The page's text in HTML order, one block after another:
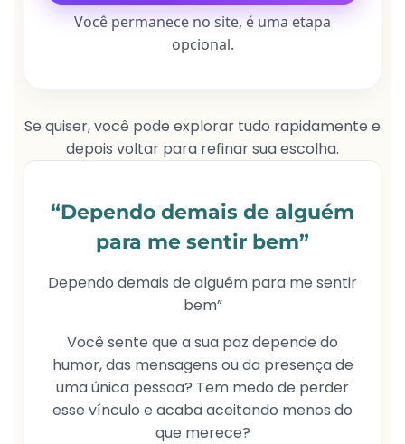
Você permanece no site, é uma etapa
opcional.
Se quiser, você pode explorar tudo rapidamente e
depois voltar para refinar sua escolha.
“Dependo demais de alguém
para me sentir bem”
Dependo demais de alguém para me sentir
bem”
Você sente que a sua paz depende do
humor, das mensagens ou da presença de
uma única pessoa? Tem medo de perder
esse vínculo e acaba aceitando menos do
que merece?